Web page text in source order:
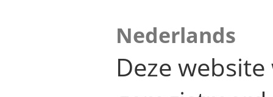
Nederlands
Deze